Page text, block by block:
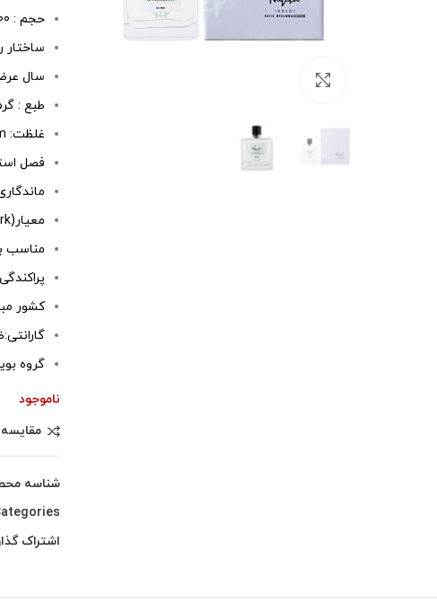
حجم : 100 میلی لیتر
ساختار
سال عرضه:
طبع :
غلظت: eau de parfum (ادوپرفیوم)
فصل
ماندگاری : ۳-۶
معیار(Benchmark):Creed Aventus M
مناسب
کشور
گروه
ناموجود
مقایسه
شناسه
اشتراک